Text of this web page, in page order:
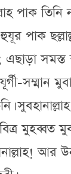
পাক
পাক
এছাড়া
সম্মান
মুহব্বত
আর